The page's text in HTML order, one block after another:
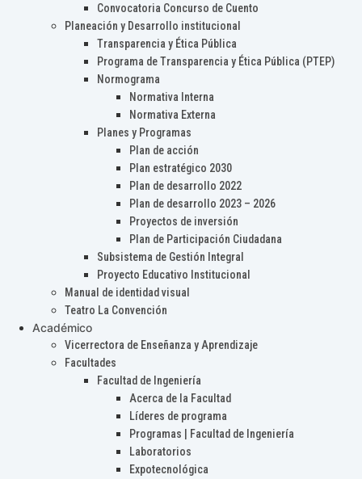
Convocatoria Concurso de Cuento
Planeación y Desarrollo institucional
Transparencia y Ética Pública
Programa de Transparencia y Ética Pública (PTEP)
Normograma
Normativa Interna
Normativa Externa
Planes y Programas
Plan de acción
Plan estratégico 2030
Plan de desarrollo 2022
Plan de desarrollo 2023 – 2026
Proyectos de inversión
Plan de Participación Ciudadana
Subsistema de Gestión Integral
Proyecto Educativo Institucional
Manual de identidad visual
Teatro La Convención
Académico
Vicerrectora de Enseñanza y Aprendizaje
Facultades
Facultad de Ingeniería
Acerca de la Facultad
Líderes de programa
Programas | Facultad de Ingeniería
Laboratorios
Expotecnológica